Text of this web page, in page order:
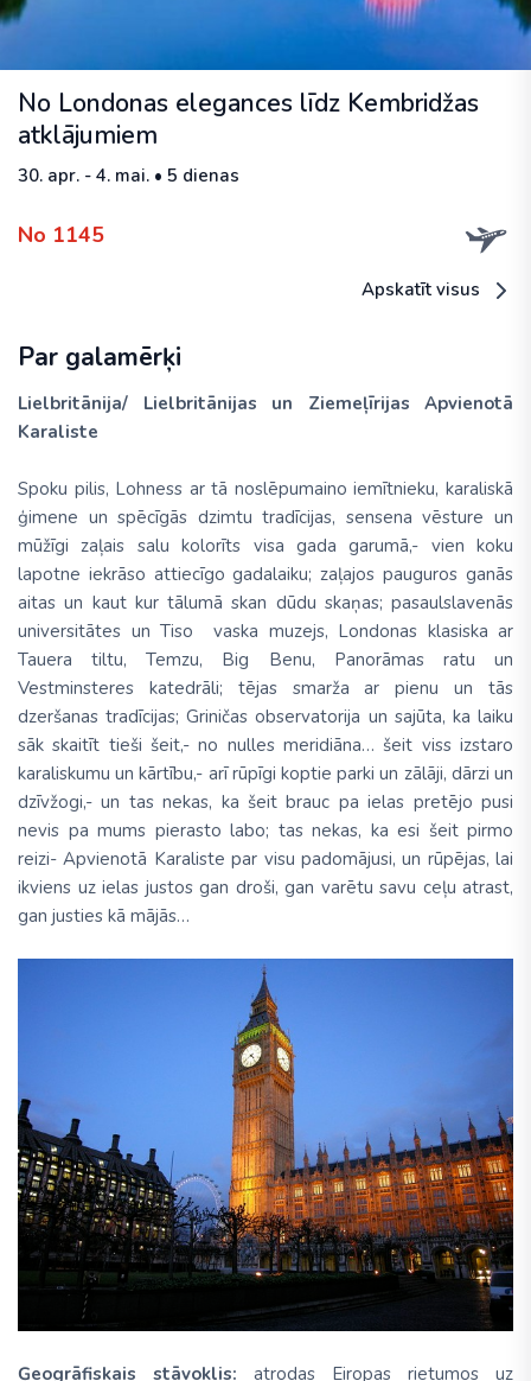
No Londonas elegances līdz Kembridžas
atklājumiem
30. apr. - 4. mai. • 5 dienas
No 1145
Apskatīt visus
Par galamērķi
Lielbritānija/ Lielbritānijas un Ziemeļīrijas Apvienotā
Karaliste
Spoku pilis, Lohness ar tā noslēpumaino iemītnieku, karaliskā
ģimene un spēcīgās dzimtu tradīcijas, sensena vēsture un
mūžīgi zaļais salu kolorīts visa gada garumā,- vien koku
lapotne iekrāso attiecīgo gadalaiku; zaļajos pauguros ganās
aitas un kaut kur tālumā skan dūdu skaņas; pasaulslavenās
universitātes un Tiso vaska muzejs, Londonas klasiska ar
Tauera tiltu, Temzu, Big Benu, Panorāmas ratu un
Vestminsteres katedrāli; tējas smarža ar pienu un tās
dzeršanas tradīcijas; Griničas observatorija un sajūta, ka laiku
sāk skaitīt tieši šeit,- no nulles meridiāna… šeit viss izstaro
karaliskumu un kārtību,- arī rūpīgi koptie parki un zālāji, dārzi un
dzīvžogi,- un tas nekas, ka šeit brauc pa ielas pretējo pusi
nevis pa mums pierasto labo; tas nekas, ka esi šeit pirmo
reizi- Apvienotā Karaliste par visu padomājusi, un rūpējas, lai
ikviens uz ielas justos gan droši, gan varētu savu ceļu atrast,
gan justies kā mājās…
Ģeogrāfiskais stāvoklis: atrodas Eiropas rietumos uz